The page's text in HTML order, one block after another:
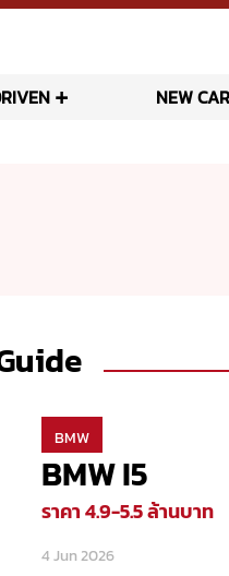
NEW
BMW
BMW I5
ราคา 4.9-5.5 ล้านบาท
4 Jun 2026